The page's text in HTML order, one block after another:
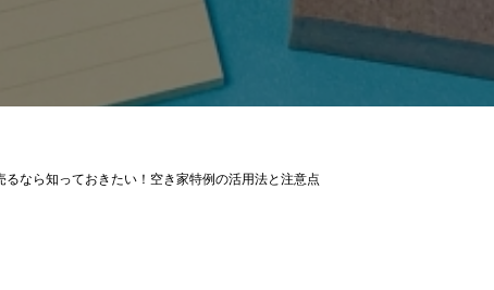
るなら知っておきたい！空き家特例の活用法と注意点